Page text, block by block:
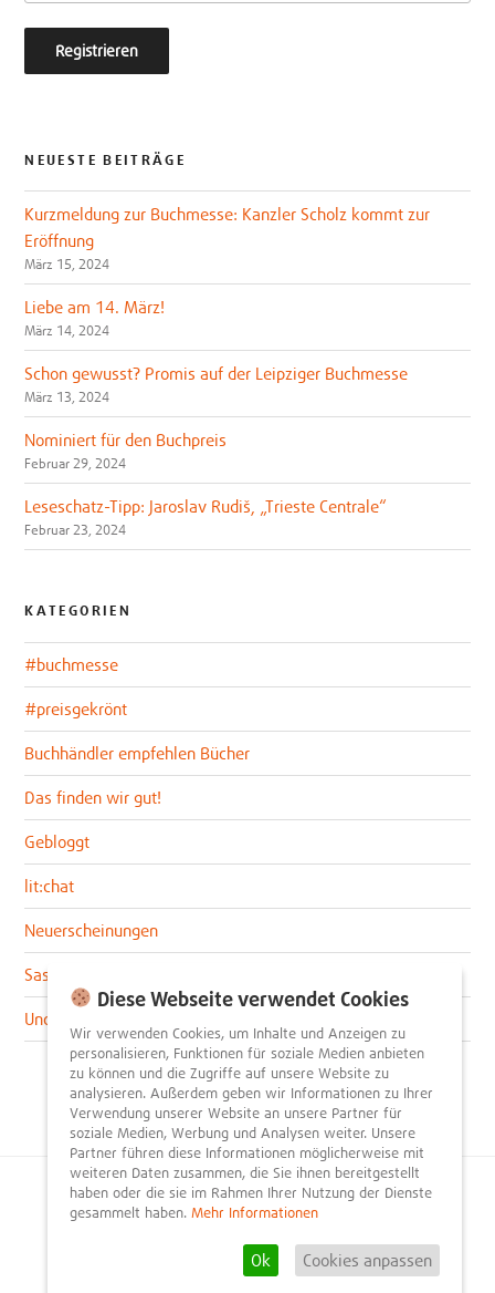
NEUESTE BEITRÄGE
Kurzmeldung zur Buchmesse: Kanzler Scholz kommt zur
Eröffnung
März 15, 2024
Liebe am 14. März!
März 14, 2024
Schon gewusst? Promis auf der Leipziger Buchmesse
März 13, 2024
Nominiert für den Buchpreis
Februar 29, 2024
Leseschatz-Tipp: Jaroslav Rudiš, „Trieste Centrale“
Februar 23, 2024
KATEGORIEN
#buchmesse
#preisgekrönt
Buchhändler empfehlen Bücher
Das finden wir gut!
Gebloggt
lit:chat
Neuerscheinungen
Sascha im lit:blog
Uncategorized
© 2026litnity – Bücher entdecken und empfehlen.
Kontakt
Registrieren
Newsletter
Diese Webseite verwendet Cookies
Wir verwenden Cookies, um Inhalte und Anzeigen zu
personalisieren, Funktionen für soziale Medien anbieten
zu können und die Zugriffe auf unsere Website zu
analysieren. Außerdem geben wir Informationen zu Ihrer
Verwendung unserer Website an unsere Partner für
soziale Medien, Werbung und Analysen weiter. Unsere
Partner führen diese Informationen möglicherweise mit
weiteren Daten zusammen, die Sie ihnen bereitgestellt
haben oder die sie im Rahmen Ihrer Nutzung der Dienste
gesammelt haben. Mehr Informationen
Ok Cookies anpassen